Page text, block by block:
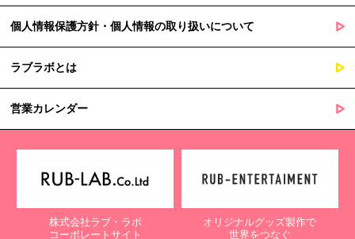
個人情報保護方針・個人情報の取り扱いについて
ラブラボとは
営業カレンダー
株式会社ラブ・ラボ
コーポレートサイト
オリジナルグッズ製作で
世界をつなぐ